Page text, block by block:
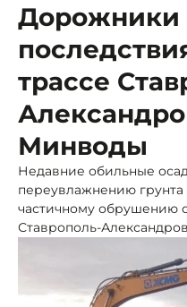
Дорожники
трассе
Минводы
Недавние обильные
переувлажнению грунта
частичному обрушению
Ставрополь-